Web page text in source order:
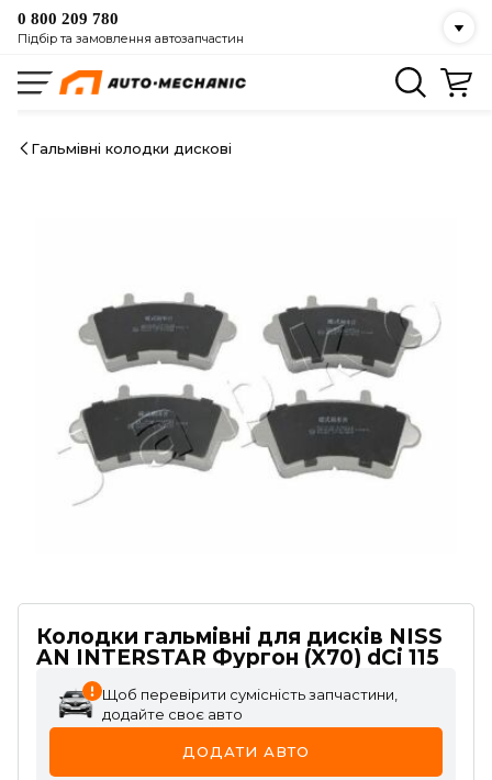
0 800 209 780
Підбір та замовлення автозапчастин
Гальмівні колодки дискові
Колодки гальмівні для дисків NISS
AN INTERSTAR Фургон (X70) dCi 115
Щоб перевірити сумісність запчастини,
додайте своє авто
ДОДАТИ АВТО